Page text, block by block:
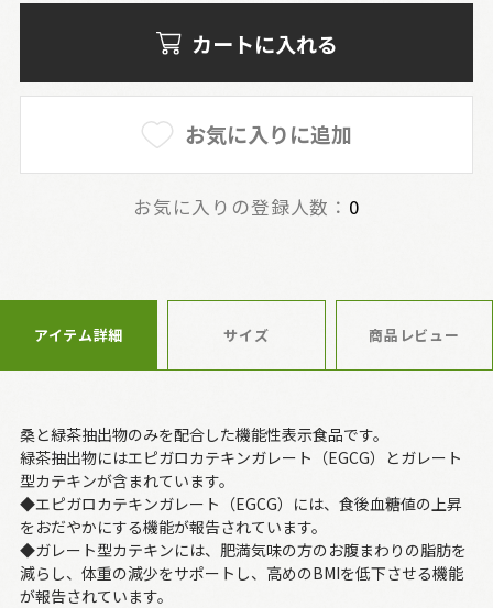
カートに入れる
お気に入りに追加
お気に入りの登録人数： 0
アイテム詳細 サイズ 商品レビュー
桑と緑茶抽出物のみを配合した機能性表示食品です。
緑茶抽出物にはエピガロカテキンガレート（EGCG）とガレート
型カテキンが含まれています。
◆エピガロカテキンガレート（EGCG）には、食後血糖値の上昇
をおだやかにする機能が報告されています。
◆ガレート型カテキンには、肥満気味の方のお腹まわりの脂肪を
減らし、体重の減少をサポートし、高めのBMIを低下させる機能
が報告されています。